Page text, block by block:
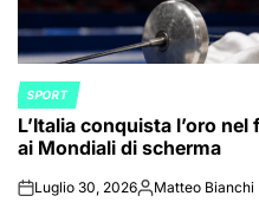
POSTED
IN
SPORT
L’Italia conquista l’oro
ai Mondiali di scherma
onLuglio 30, 2026Posted
Matteo Bianchi